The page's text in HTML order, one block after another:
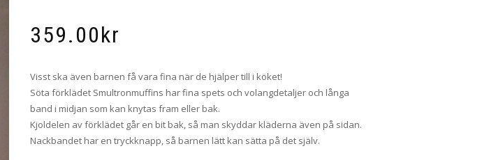
359.00kr
Visst ska även barnen få vara fina när de hjälper till i köket!
Söta förklädet Smultronmuffins har fina spets och volangdetaljer och långa
band i midjan som kan knytas fram eller bak.
Kjoldelen av förklädet går en bit bak, så man skyddar kläderna även på sidan.
Nackbandet har en tryckknapp, så barnen lätt kan sätta på det själv.